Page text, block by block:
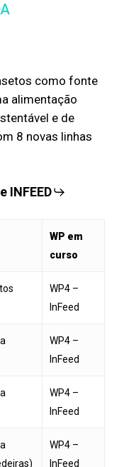
como fonte
alimentação
e de
8 novas linhas
INFEED
WP em
curso
WP4 –
InFeed
WP4 –
InFeed
WP4 –
InFeed
WP4 –
InFeed